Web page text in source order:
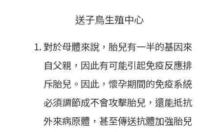
送子鳥生殖中心
對於母體來說，胎兒有一半的基因來
自父親，因此有可能引起免疫反應排
斥胎兒。因此，懷孕期間的免疫系統
必須調節成不會攻擊胎兒，還能抵抗
外來病原體，甚至傳送抗體加強胎兒